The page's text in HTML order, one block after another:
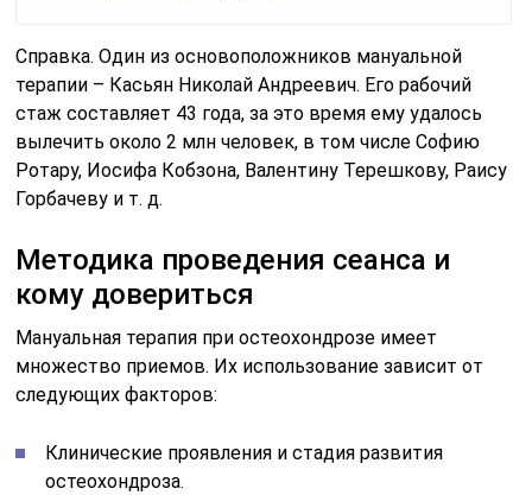
Справка. Один из основоположников мануальной
терапии – Касьян Николай Андреевич. Его рабочий
стаж составляет 43 года, за это время ему удалось
вылечить около 2 млн человек, в том числе Софию
Ротару, Иосифа Кобзона, Валентину Терешкову, Раису
Горбачеву и т. д.
Методика проведения сеанса и
кому довериться
Мануальная терапия при остеохондрозе имеет
множество приемов. Их использование зависит от
следующих факторов:
Клинические проявления и стадия развития
остеохондроза.